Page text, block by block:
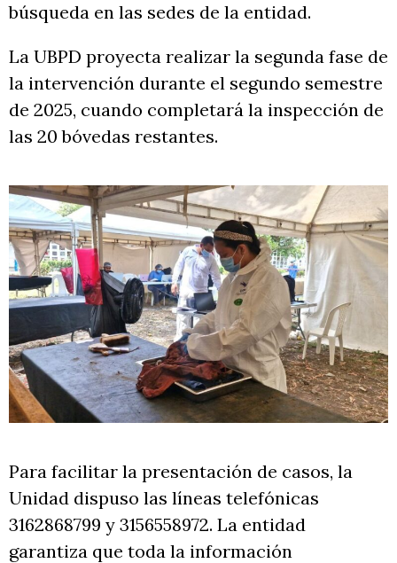
búsqueda en las sedes de la entidad.
La UBPD proyecta realizar la segunda fase de
la intervención durante el segundo semestre
de 2025, cuando completará la inspección de
las 20 bóvedas restantes.
Para facilitar la presentación de casos, la
Unidad dispuso las líneas telefónicas
3162868799 y 3156558972. La entidad
garantiza que toda la información